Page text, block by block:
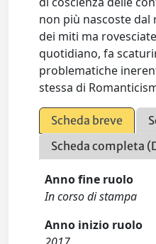
non più nascoste
dei miti ma
quotidiano, fa
problematiche
stessa di
Scheda breve
Scheda completa
Anno fine ruolo
In corso di stampa
Anno inizio ruolo